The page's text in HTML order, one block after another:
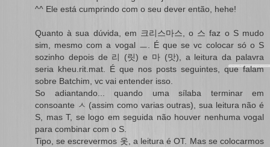
^^ Ele está cumprindo com o seu dever então, hehe!
Quanto à sua dúvida, em 크리스마스, o 스 faz o S mudo
sim, mesmo com a vogal ㅡ. É que se vc colocar só o S
sozinho depois de 리 (릿) e 마 (맛), a leitura da palavra
seria kheu.rit.mat. É que nos posts seguintes, que falam
sobre Batchim, vc vai entender isso.
So adiantando... quando uma sílaba terminar em
consoante ㅅ (assim como varias outras), sua leitura não é
S, mas T, se logo em seguida não houver nenhuma vogal
para combinar com o S.
Tipo, se escrevermos 옷, a leitura é OT. Mas se colocarmos